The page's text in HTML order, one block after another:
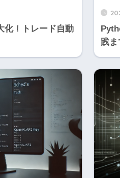
化！トレード自動
践ま